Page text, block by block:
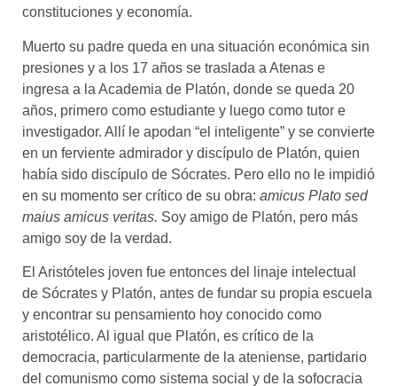
constituciones y economía.
Muerto su padre queda en una situación económica sin
presiones y a los 17 años se traslada a Atenas e
ingresa a la Academia de Platón, donde se queda 20
años, primero como estudiante y luego como tutor e
investigador. Allí le apodan “el inteligente” y se convierte
en un ferviente admirador y discípulo de Platón, quien
había sido discípulo de Sócrates. Pero ello no le impidió
en su momento ser crítico de su obra: amicus Plato sed
maius amicus veritas. Soy amigo de Platón, pero más
amigo soy de la verdad.
El Aristóteles joven fue entonces del linaje intelectual
de Sócrates y Platón, antes de fundar su propia escuela
y encontrar su pensamiento hoy conocido como
aristotélico. Al igual que Platón, es crítico de la
democracia, particularmente de la ateniense, partidario
del comunismo como sistema social y de la sofocracia